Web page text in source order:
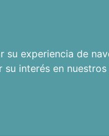
experiencia de
su interés en